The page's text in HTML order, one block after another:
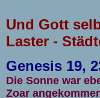
Und Gott
Laster -
Genesis 19,
Die Sonne war
Zoar